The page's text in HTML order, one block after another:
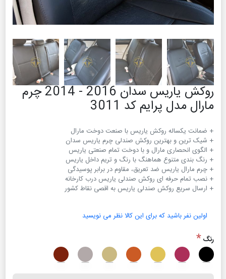
روکش یاریس سدان 2016 - 2014 چرم
مارال مدل پرایم کد 3011
+ ارسال سریع روکش صندلی یاریس به اقصی نقاط کشور
اولین نفر باشید که برای این کالا نظر می نویسید
رنگ *